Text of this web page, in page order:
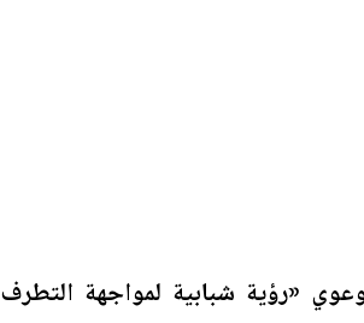
«رؤية شبابية لمواجهة التطرف